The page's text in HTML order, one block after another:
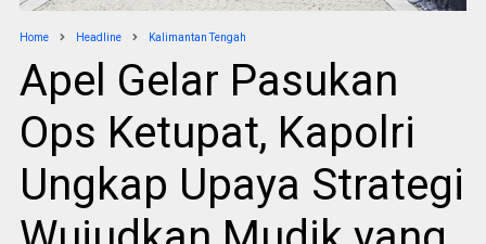
Home Headline Kalimantan Tengah
Apel Gelar Pasukan
Ops Ketupat, Kapolri
Ungkap Upaya Strategi